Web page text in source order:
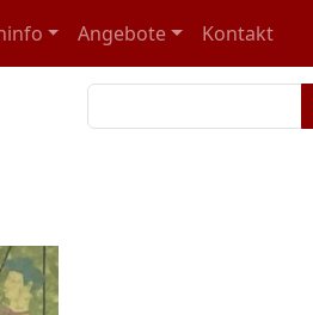
Angebote Kontakt